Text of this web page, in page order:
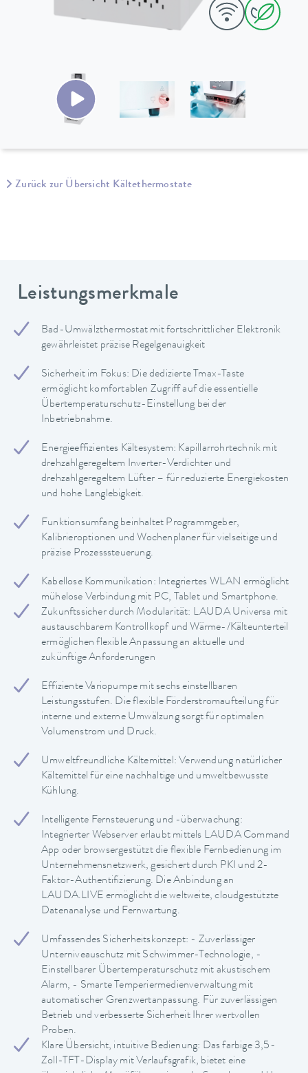
Zurück zur Übersicht Kältethermostate
Leistungsmerkmale
Bad-Umwälzthermostat mit fortschrittlicher Elektronik
gewährleistet präzise Regelgenauigkeit
Sicherheit im Fokus: Die dedizierte Tmax-Taste
ermöglicht komfortablen Zugriff auf die essentielle
Übertemperaturschutz-Einstellung bei der
Inbetriebnahme.
Energieeffizientes Kältesystem: Kapillarrohrtechnik mit
drehzahlgeregeltem Inverter-Verdichter und
drehzahlgeregeltem Lüfter – für reduzierte Energiekosten
und hohe Langlebigkeit.
Funktionsumfang beinhaltet Programmgeber,
Kalibrieroptionen und Wochenplaner für vielseitige und
präzise Prozesssteuerung.
Kabellose Kommunikation: Integriertes WLAN ermöglicht
mühelose Verbindung mit PC, Tablet und Smartphone.
Zukunftssicher durch Modularität: LAUDA Universa mit
austauschbarem Kontrollkopf und Wärme-/Kälteunterteil
ermöglichen flexible Anpassung an aktuelle und
zukünftige Anforderungen
Effiziente Variopumpe mit sechs einstellbaren
Leistungsstufen. Die flexible Förderstromaufteilung für
interne und externe Umwälzung sorgt für optimalen
Volumenstrom und Druck.
Umweltfreundliche Kältemittel: Verwendung natürlicher
Kältemittel für eine nachhaltige und umweltbewusste
Kühlung.
Intelligente Fernsteuerung und -überwachung:
Integrierter Webserver erlaubt mittels LAUDA Command
App oder browsergestützt die flexible Fernbedienung im
Unternehmensnetzwerk, gesichert durch PKI und 2-
Faktor-Authentifizierung. Die Anbindung an
LAUDA.LIVE ermöglicht die weltweite, cloudgestützte
Datenanalyse und Fernwartung.
Umfassendes Sicherheitskonzept: - Zuverlässiger
Unterniveauschutz mit Schwimmer-Technologie, -
Einstellbarer Übertemperaturschutz mit akustischem
Alarm, - Smarte Temperiermedienverwaltung mit
automatischer Grenzwertanpassung. Für zuverlässigen
Betrieb und verbesserte Sicherheit Ihrer wertvollen
Proben.
Klare Übersicht, intuitive Bedienung: Das farbige 3,5-
Zoll-TFT-Display mit Verlaufsgrafik, bietet eine